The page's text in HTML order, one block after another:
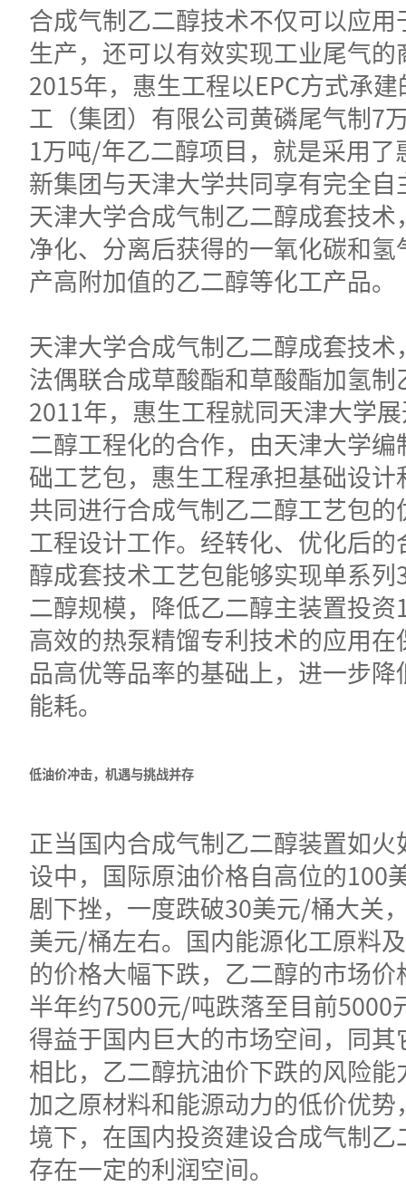
合成气制乙二醇技术不仅可以应
生产，还可以有效实现工业尾气
2015年，惠生工程以EPC方式承
工（集团）有限公司黄磷尾气制7
1万吨/年乙二醇项目，就是采用了
新集团与天津大学共同享有完全
天津大学合成气制乙二醇成套技
净化、分离后获得的一氧化碳和
产高附加值的乙二醇等化工产品。
天津大学合成气制乙二醇成套技术
法偶联合成草酸酯和草酸酯加氢制
2011年，惠生工程就同天津大学
二醇工程化的合作，由天津大学
础工艺包，惠生工程承担基础设
共同进行合成气制乙二醇工艺包
工程设计工作。经转化、优化后
醇成套技术工艺包能够实现单系
二醇规模，降低乙二醇主装置投
高效的热泵精馏专利技术的应用
品高优等品率的基础上，进一步
能耗。
低油价冲击，机遇与挑战并存
正当国内合成气制乙二醇装置如
设中，国际原油价格自高位的100
剧下挫，一度跌破30美元/桶大关
美元/桶左右。国内能源化工原料
的价格大幅下跌，乙二醇的市场
半年约7500元/吨跌落至目前5000
得益于国内巨大的市场空间，同其
相比，乙二醇抗油价下跌的风险
加之原材料和能源动力的低价优
境下，在国内投资建设合成气制
存在一定的利润空间。